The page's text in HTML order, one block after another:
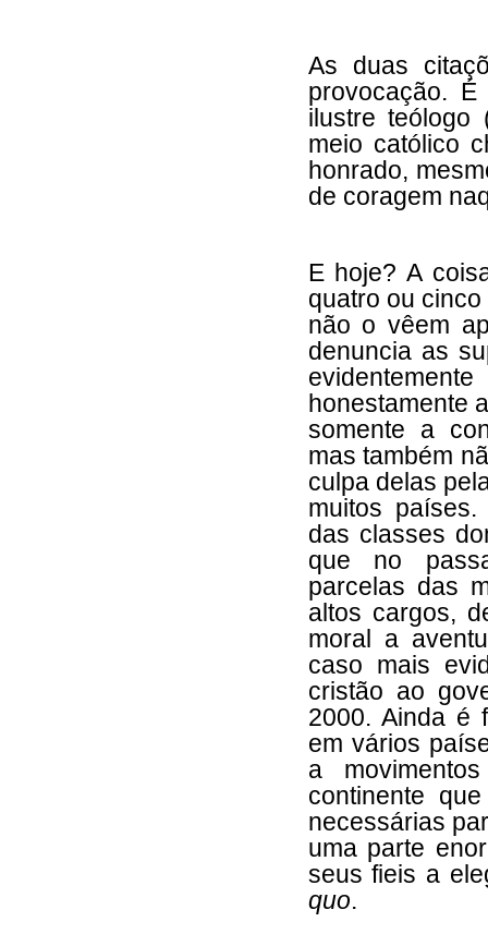
As duas
provocação.
ilustre teólogo
meio católico
honrado,
de coragem
E hoje? A
quatro ou
não o vêem
denuncia as
honestamente
somente a
mas também
culpa delas
muitos
das classes
que no
parcelas das
altos cargos,
moral a
caso mais
cristão ao
2000. Ainda é
em vários
a
continente
necessárias
uma parte
seus fieis a
quo.